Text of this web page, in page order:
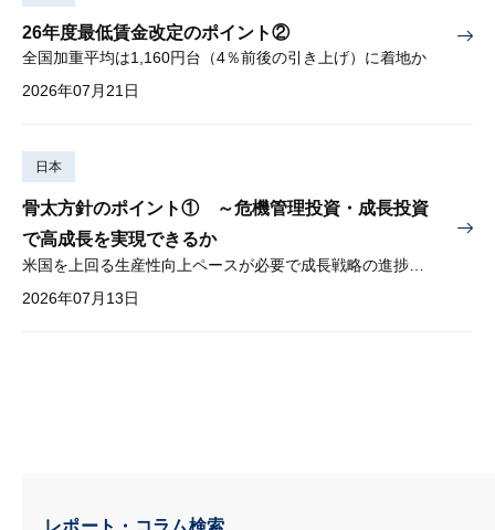
26年度最低賃金改定のポイント②
全国加重平均は1,160円台（4％前後の引き上げ）に着地か
2026年07月21日
日本
骨太方針のポイント① ～危機管理投資・成長投資
で高成長を実現できるか
2026年07月13日
レポート・コラム検索